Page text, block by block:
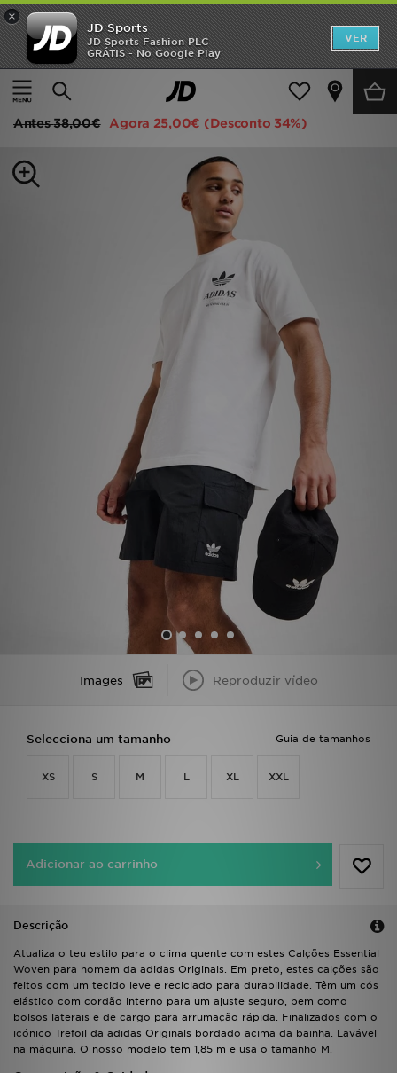
×
JD Sports
JD Sports Fashion PLC
GRÁTIS - No Google Play
VER
Página principal
Homem Roupa de Homem Calções
adidas Originals Calções Essential Woven
Antes38,00€ Agora 25,00€ (Desconto 34%)
Images Reproduzir vídeo
Guia de tamanhos
Selecciona um tamanho
XS S M L XL XXL
Adicionar ao carrinho
Descrição
Atualiza o teu estilo para o clima quente com estes Calções Essential
Woven para homem da adidas Originals. Em preto, estes calções são
feitos com um tecido leve e reciclado para durabilidade. Têm um cós
elástico com cordão interno para um ajuste seguro, bem como
bolsos laterais e de cargo para arrumação rápida. Finalizados com o
icónico Trefoil da adidas Originals bordado acima da bainha. Lavável
na máquina. O nosso modelo tem 1,85 m e usa o tamanho M.
INÍCIO
Promoções
MULHER
LOCALIZADOR DE LOJAS
ESTADO DO TEU PEDIDO
ATENÇÃO AO CLIENTE